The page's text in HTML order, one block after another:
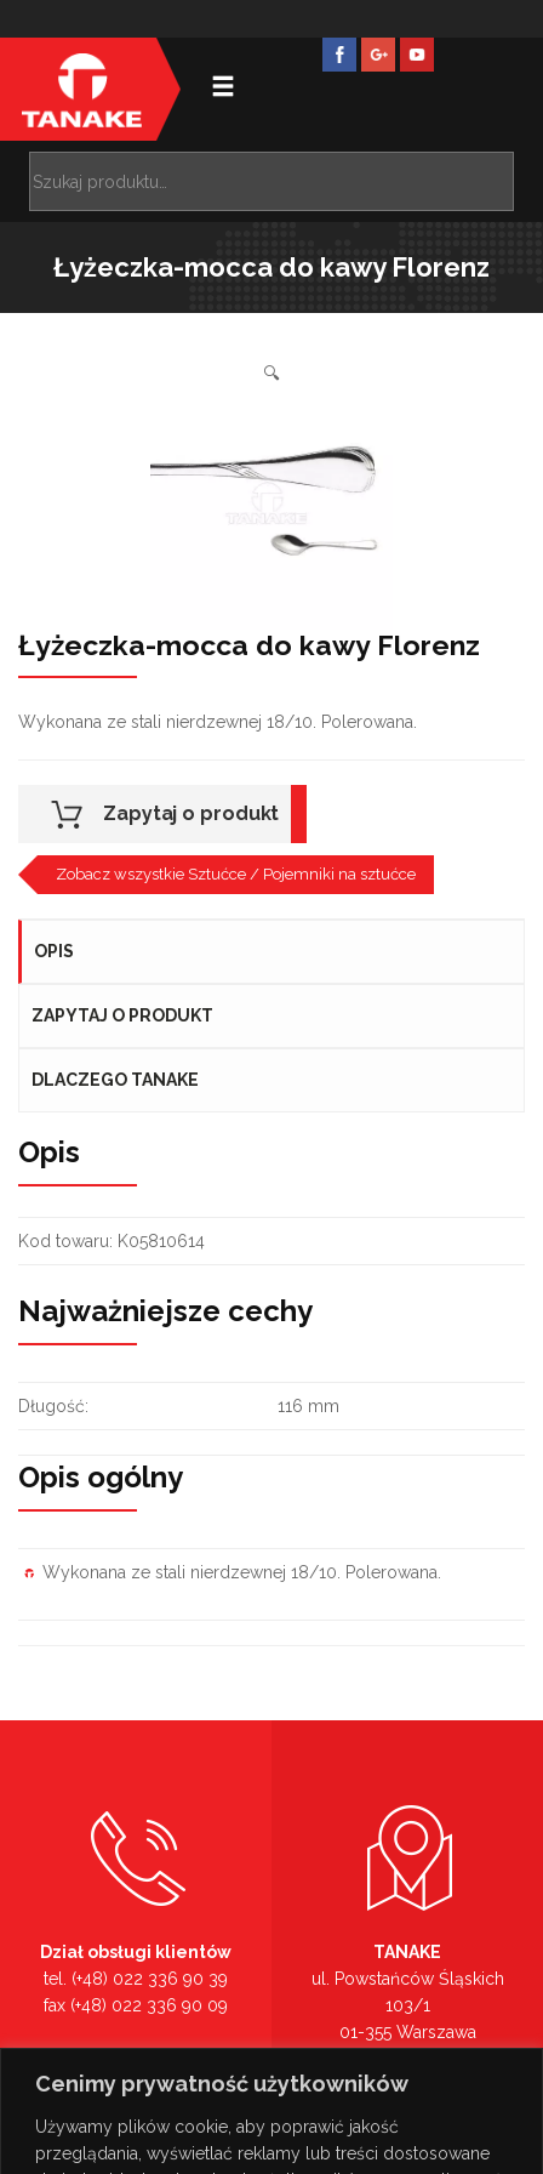
Cenimy prywatność użytkowników
Używamy plików cookie, aby poprawić jakość
przeglądania, wyświetlać reklamy lub treści dostosowane
Łyżeczka-mocca do kawy Florenz
🔍
Łyżeczka-mocca do kawy Florenz
Wykonana ze stali nierdzewnej 18/10. Polerowana.
Zapytaj o produkt
Zobacz wszystkie Sztućce / Pojemniki na sztućce
OPIS
ZAPYTAJ O PRODUKT
DLACZEGO TANAKE
Opis
Kod towaru: K05810614
Najważniejsze cechy
Długość: 116 mm
Opis ogólny
Wykonana ze stali nierdzewnej 18/10. Polerowana.
Dział obsługi klientów
tel. (+48) 022 336 90 39
fax (+48) 022 336 90 09
tel. (+48) 022 336 90 00
TANAKE
ul. Powstańców Śląskich
103/1
01-355 Warszawa
Zobacz na mapie >